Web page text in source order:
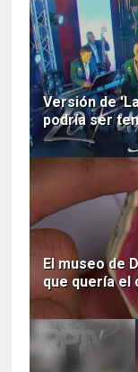
Versión de
podría ser
El museo de
que quería el